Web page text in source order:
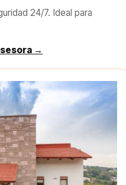
24/7. Ideal para
→